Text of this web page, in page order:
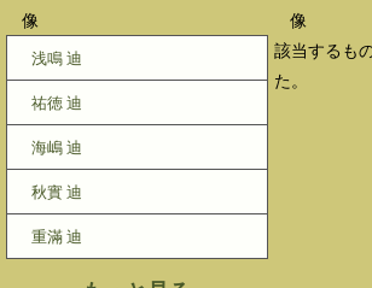
浅鳴 迪
祐徳 迪
海嶋 迪
秋實 迪
重滿 迪
該当するも
た。